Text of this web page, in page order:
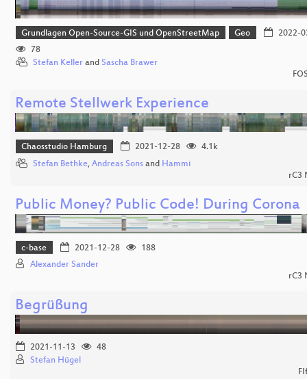
Grundlagen Open-Source-GIS und OpenStreetMap Geo
2022-
78
Stefan Keller and Sascha Brawer
Remote Stellwerk Experience
Chaosstudio Hamburg 2021-12-28
4.1k
Stefan Bethke, Andreas Sons and Hammi
rC3
Public Money? Public Code! During Corona
c-base 2021-12-28
188
Alexander Sander
rC3
Begrüßung
2021-11-13
48
Stefan Hügel